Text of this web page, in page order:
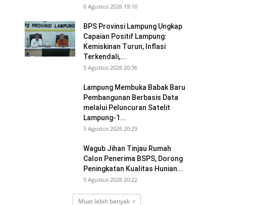
6 Agustus 2026 19:10
BPS Provinsi Lampung Ungkap
Capaian Positif Lampung:
Kemiskinan Turun, Inflasi
Terkendali,...
5 Agustus 2026 20:36
Lampung Membuka Babak Baru
Pembangunan Berbasis Data
melalui Peluncuran Satelit
Lampung-1...
5 Agustus 2026 20:29
Wagub Jihan Tinjau Rumah
Calon Penerima BSPS, Dorong
Peningkatan Kualitas Hunian...
5 Agustus 2026 20:22
Muat lebih banyak